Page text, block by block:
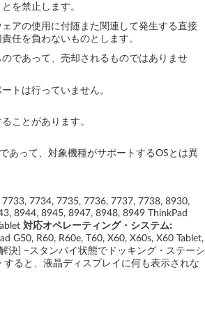
を禁止します。
アの使用に付随また関連して発生する直接
任を負わないものとします。
であって、売却されるものではありませ
トは行っていません。
ことがあります。
あって、対象機種がサポートするOSとは異
7734, 7735, 7736, 7737, 7738, 8930,
8944, 8945, 8947, 8948, 8949 ThinkPad
対応オペレーティング・システム:
G50, R60, R60e, T60, X60, X60s, X60 Tablet,
決] −スタンバイ状態でドッキング・ステーシ
ると、液晶ディスプレイに何も表示されな